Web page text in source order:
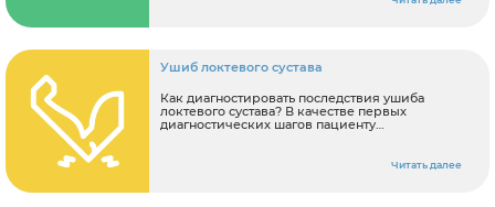
Ушиб локтевого сустава
Как диагностировать последствия ушиба
локтевого сустава? В качестве первых
диагностических шагов пациенту
Читать далее